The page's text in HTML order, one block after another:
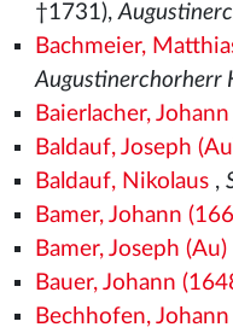
†1731),
Bachmeier,
Augustinerchorherr
Baierlacher,
Baldauf, Joseph
Baldauf, Nikolaus,
Bamer, Johann
Bamer, Joseph (Au)
Bauer, Johann
Bechhofen, Johann